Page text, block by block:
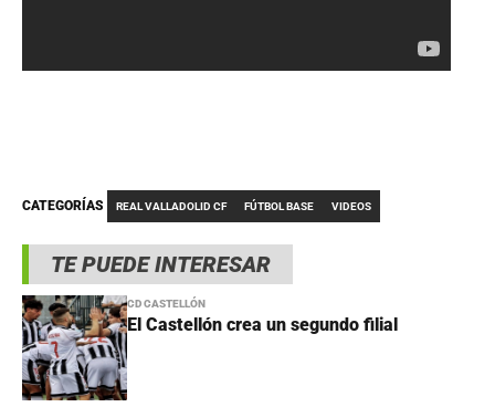
TE PUEDE INTERESAR
CD CASTELLÓN
El Castellón crea un segundo filial
CATEGORÍAS REAL VALLADOLID CF FÚTBOL BASE VIDEOS